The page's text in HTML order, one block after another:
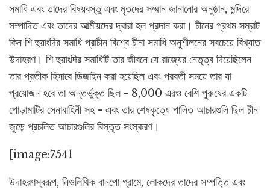
সমাধি এবং তাদের বিষয়বস্তু এবং মৃতদের সম্মান জানানোর অনুষ্ঠান, মন্দিরে
সম্পাদিত এবং তাদের আত্মীয়দের দ্বারা হল প্রদান করা। চীনের প্রথম সম্রাট
কিন শি হুয়াংদির সমাধি প্রাচীন বিশ্বে চীনা সমাধি অনুশীলনের সবচেয়ে বিখ্যাত
উদাহরণ। শি হুয়াংদির সমাধিটি তার জীবনে যে রাজ্যের নেতৃত্ব দিয়েছিলেন
তার প্রতীক হিসাবে ডিজাইন করা হয়েছিল এবং পরবর্তী সময়ে তার যা
প্রয়োজন হবে তা অন্তর্ভুক্ত ছিল - 8,000 এরও বেশি পুরুষের একটি
পোড়ামাটির সেনাবাহিনী সহ - এবং তার শেষকৃত্যে পালিত আচারগুলি ছিল চীন
জুড়ে প্রচলিত আচারগুলির বিস্তৃত সংস্করণ।
[image:7541
উদাহরণস্বরূপ, নিওলিথিক বানপো গ্রামে, লোকদের তাদের সম্পত্তি এবং